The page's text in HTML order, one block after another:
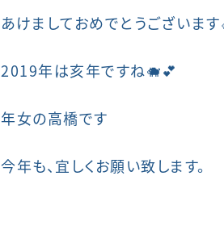
あけましておめでとうございま
2019年は亥年ですね🐗💕
年女の高橋です
今年も、宜しくお願い致します。